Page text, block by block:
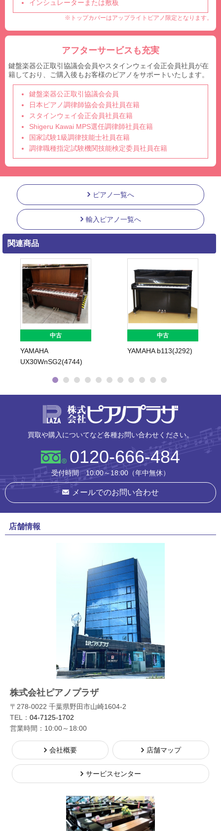
インシュレーターまたは敷板
※トップカバーはアップライトピアノ限定となります。
アフターサービスも充実
鍵盤楽器公正取引協議会会員やスタインウェイ会正会員社員が在
籍しており、ご購入後もお客様のピアノをサポートいたします。
鍵盤楽器公正取引協議会会員
日本ピアノ調律師協会会員社員在籍
スタインウェイ会正会員社員在籍
Shigeru Kawai MPS選任調律師社員在籍
国家試験1級調律技能士社員在籍
調律職種指定試験機関技能検定委員社員在籍
ピアノ一覧へ
輸入ピアノ一覧へ
関連商品
中古
YAMAHA
UX30WnSG2(4744)
中古
YAMAHA b113(J292)
買取や購入についてなど各種お問い合わせください。
0120-666-484
受付時間 10:00～18:00（年中無休）
メールでのお問い合わせ
店舗情報
株式会社ピアノプラザ
〒278-0022 千葉県野田市山崎1604-2
TEL： 04-7125-1702
営業時間：10:00～18:00
会社概要 店舗マップ
サービスセンター